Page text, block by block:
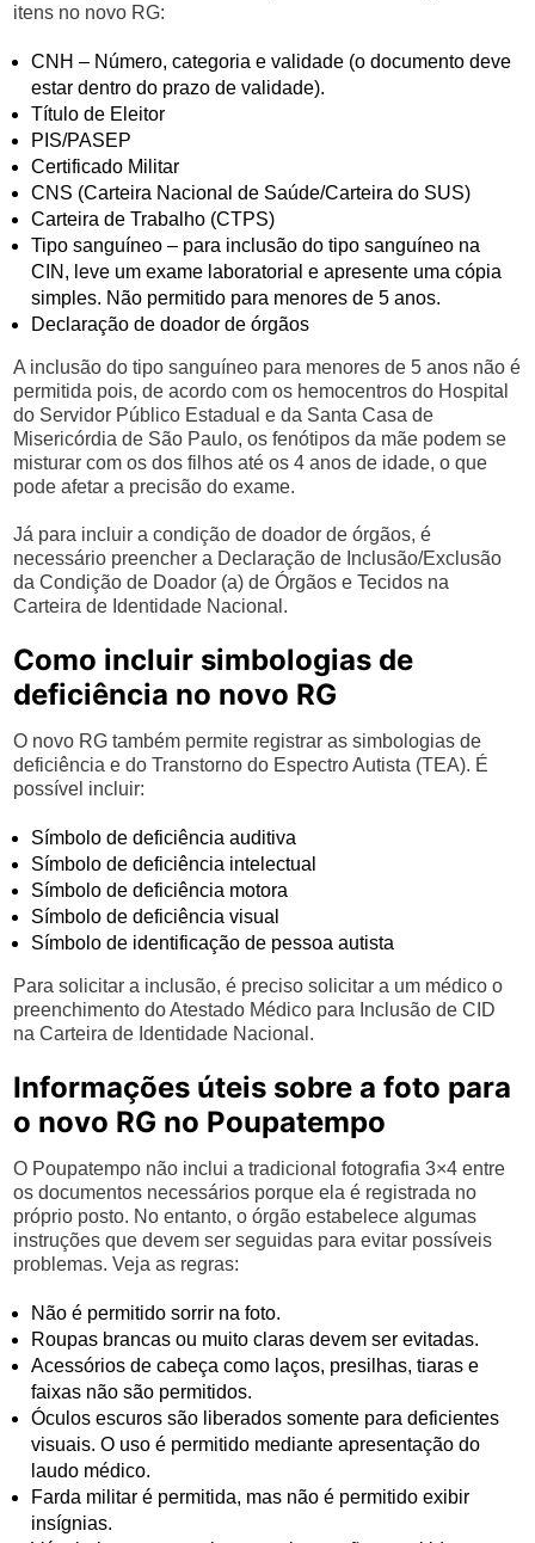
itens no novo RG:
CNH – Número, categoria e validade (o documento deve
estar dentro do prazo de validade).
Título de Eleitor
PIS/PASEP
Certificado Militar
CNS (Carteira Nacional de Saúde/Carteira do SUS)
Carteira de Trabalho (CTPS)
Tipo sanguíneo – para inclusão do tipo sanguíneo na
CIN, leve um exame laboratorial e apresente uma cópia
simples. Não permitido para menores de 5 anos.
Declaração de doador de órgãos
A inclusão do tipo sanguíneo para menores de 5 anos não é
permitida pois, de acordo com os hemocentros do Hospital
do Servidor Público Estadual e da Santa Casa de
Misericórdia de São Paulo, os fenótipos da mãe podem se
misturar com os dos filhos até os 4 anos de idade, o que
pode afetar a precisão do exame.
Já para incluir a condição de doador de órgãos, é
necessário preencher a Declaração de Inclusão/Exclusão
da Condição de Doador (a) de Órgãos e Tecidos na
Carteira de Identidade Nacional.
Como incluir simbologias de
deficiência no novo RG
O novo RG também permite registrar as simbologias de
deficiência e do Transtorno do Espectro Autista (TEA). É
possível incluir:
Símbolo de deficiência auditiva
Símbolo de deficiência intelectual
Símbolo de deficiência motora
Símbolo de deficiência visual
Símbolo de identificação de pessoa autista
Para solicitar a inclusão, é preciso solicitar a um médico o
preenchimento do Atestado Médico para Inclusão de CID
na Carteira de Identidade Nacional.
Informações úteis sobre a foto para
o novo RG no Poupatempo
O Poupatempo não inclui a tradicional fotografia 3×4 entre
os documentos necessários porque ela é registrada no
próprio posto. No entanto, o órgão estabelece algumas
instruções que devem ser seguidas para evitar possíveis
problemas. Veja as regras:
Não é permitido sorrir na foto.
Roupas brancas ou muito claras devem ser evitadas.
Acessórios de cabeça como laços, presilhas, tiaras e
faixas não são permitidos.
Óculos escuros são liberados somente para deficientes
visuais. O uso é permitido mediante apresentação do
laudo médico.
Farda militar é permitida, mas não é permitido exibir
insígnias.